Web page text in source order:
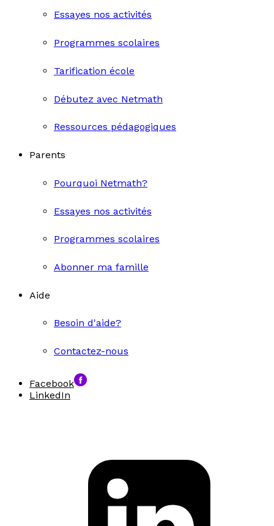
Essayes nos activités
Programmes scolaires
Tarification école
Débutez avec Netmath
Ressources pédagogiques
Parents
Pourquoi Netmath?
Essayes nos activités
Programmes scolaires
Abonner ma famille
Aide
Besoin d'aide?
Contactez-nous
Facebook
LinkedIn